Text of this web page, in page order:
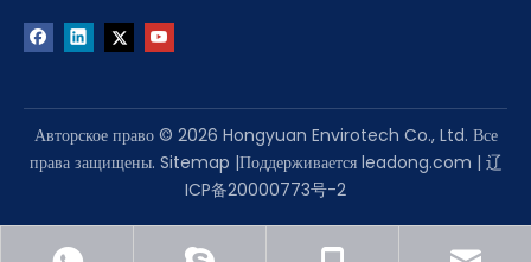
Авторское право © 2026 Hongyuan Envirotech Co., Ltd. Все
права защищены. Sitemap |Поддерживается leadong.com | 辽
ICP备20000773号-2